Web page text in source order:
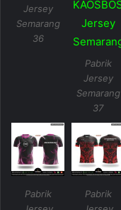
Jersey
Semarang
36
Pabrik
Jersey
Semarang
37
Pabrik
Pabrik